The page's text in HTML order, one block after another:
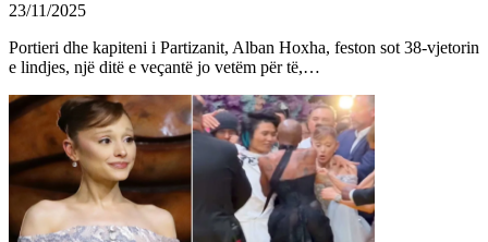
23/11/2025
Portieri dhe kapiteni i Partizanit, Alban Hoxha, feston sot 38-vjetorin
e lindjes, një ditë e veçantë jo vetëm për të,…